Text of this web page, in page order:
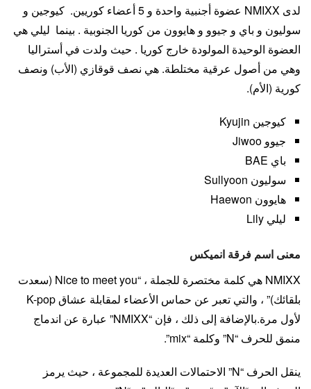
لدى NMIXX عضوة أجنبية واحدة و 5 أعضاء كوريين. كيوجين و
سوليون و باي و جيوو و هايوون من كوريا الجنوبية . بينما ليلي هي
العضوة الوحيدة المولودة خارج كوريا . حيث ولدت في أستراليا
وهي من أصول عرقية مختلطة. هي نصف قوقازي (الأب) ونصف
كورية (الأم).
كيوجين Kyujin
جيوو Jiwoo
باي BAE
سوليون Sullyoon
هايوون Haewon
ليلي Lily
معنى اسم فرقة انميكس
NMIXX هي كلمة مختصرة للجملة ، “Nice to meet you (سعدت
بلقائك)” ، والتي تعبر عن حماس الأعضاء لمقابلة عشاق K-pop
لأول مرة.بالإضافة إلى ذلك ، فإن “NMIXX” عبارة عن اندماج
منمق للحرف “N” وكلمة “mix”.
ينقل الحرف “N” الاحتمالات العديدة للمجموعة ، حيث يرمز